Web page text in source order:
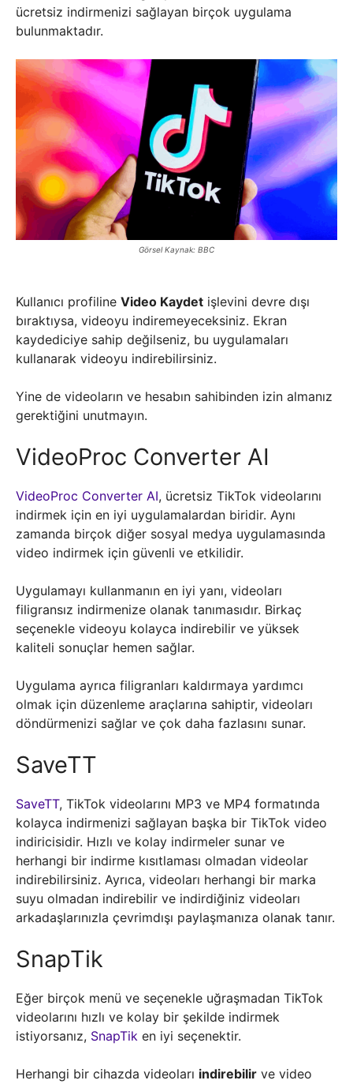
ücretsiz indirmenizi sağlayan birçok uygulama
bulunmaktadır.
Görsel Kaynak: BBC
Kullanıcı profiline Video Kaydet işlevini devre dışı
bıraktıysa, videoyu indiremeyeceksiniz. Ekran
kaydediciye sahip değilseniz, bu uygulamaları
kullanarak videoyu indirebilirsiniz.
Yine de videoların ve hesabın sahibinden izin almanız
gerektiğini unutmayın.
VideoProc Converter AI
VideoProc Converter AI, ücretsiz TikTok videolarını
indirmek için en iyi uygulamalardan biridir. Aynı
zamanda birçok diğer sosyal medya uygulamasında
video indirmek için güvenli ve etkilidir.
Uygulamayı kullanmanın en iyi yanı, videoları
filigransız indirmenize olanak tanımasıdır. Birkaç
seçenekle videoyu kolayca indirebilir ve yüksek
kaliteli sonuçlar hemen sağlar.
Uygulama ayrıca filigranları kaldırmaya yardımcı
olmak için düzenleme araçlarına sahiptir, videoları
döndürmenizi sağlar ve çok daha fazlasını sunar.
SaveTT
SaveTT, TikTok videolarını MP3 ve MP4 formatında
kolayca indirmenizi sağlayan başka bir TikTok video
indiricisidir. Hızlı ve kolay indirmeler sunar ve
herhangi bir indirme kısıtlaması olmadan videolar
indirebilirsiniz. Ayrıca, videoları herhangi bir marka
suyu olmadan indirebilir ve indirdiğiniz videoları
arkadaşlarınızla çevrimdışı paylaşmanıza olanak tanır.
SnapTik
Eğer birçok menü ve seçenekle uğraşmadan TikTok
videolarını hızlı ve kolay bir şekilde indirmek
istiyorsanız, SnapTik en iyi seçenektir.
Herhangi bir cihazda videoları indirebilir ve video